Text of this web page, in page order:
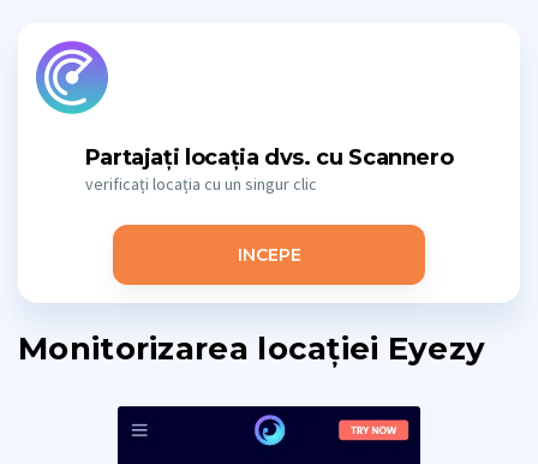
Partajați locația dvs. cu Scannero
verificați locația cu un singur clic
INCEPE
Monitorizarea locației Eyezy